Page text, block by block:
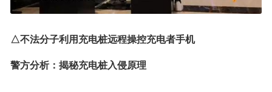
△不法分子利用充电桩远程操控充电者手机
警方分析：揭秘充电桩入侵原理